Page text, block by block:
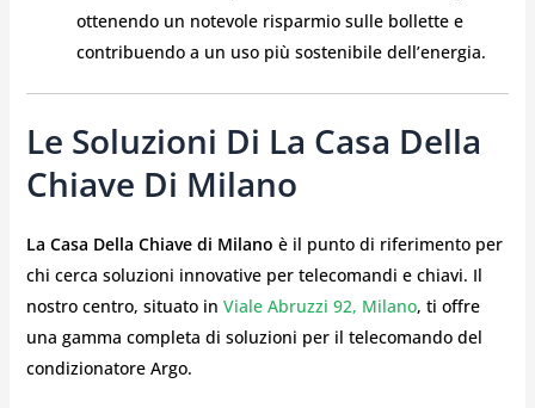
ottenendo un notevole risparmio sulle bollette e
contribuendo a un uso più sostenibile dell’energia.
Le Soluzioni Di La Casa Della
Chiave Di Milano
La Casa Della Chiave di Milano è il punto di riferimento per
chi cerca soluzioni innovative per telecomandi e chiavi. Il
nostro centro, situato in Viale Abruzzi 92, Milano, ti offre
una gamma completa di soluzioni per il telecomando del
condizionatore Argo.